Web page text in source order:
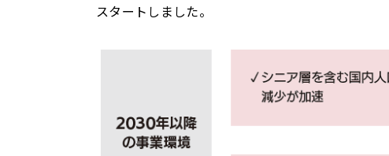
スタートしました。